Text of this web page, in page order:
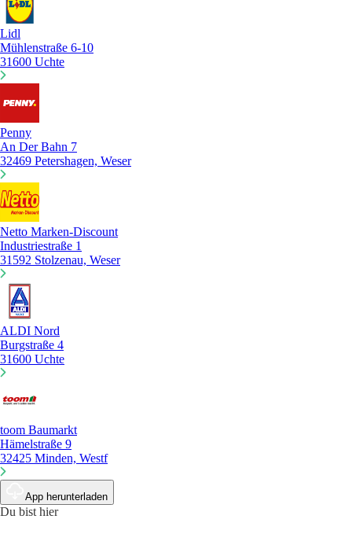
Lidl
Mühlenstraße 6-10
31600 Uchte
Penny
An Der Bahn 7
32469 Petershagen, Weser
Netto Marken-Discount
Industriestraße 1
31592 Stolzenau, Weser
ALDI Nord
Burgstraße 4
31600 Uchte
toom Baumarkt
Hämelstraße 9
32425 Minden, Westf
App herunterladen
Du bist hier